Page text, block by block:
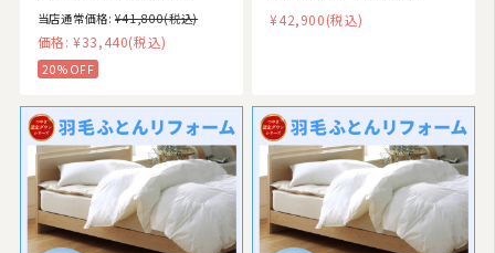
当店通常価格: ¥41,800(税込)
価格: ¥33,440(税込)
20%OFF
¥42,900(税込)